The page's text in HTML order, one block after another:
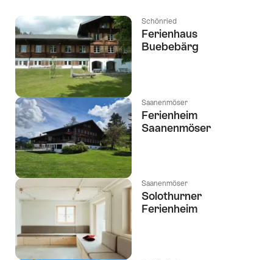
filtrée
selon
tags
suivants
Schönried
Ferienhaus
Buebebärg
Saanenmöser
Ferienheim
Saanenmöser
Saanenmöser
Solothurner
Ferienheim